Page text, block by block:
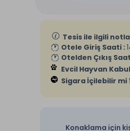
Tesis ile ilgili
Otele Giriş Saati :
Otelden Çıkış
Evcil Hayvan
Sigara İçilebilir mi
Konaklama için